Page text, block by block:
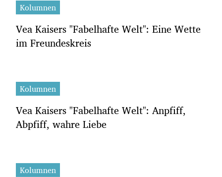
Kolumnen
Vea Kaisers "Fabelhafte Welt": Eine Wette
im Freundeskreis
Kolumnen
Vea Kaisers "Fabelhafte Welt": Anpfiff,
Abpfiff, wahre Liebe
Kolumnen